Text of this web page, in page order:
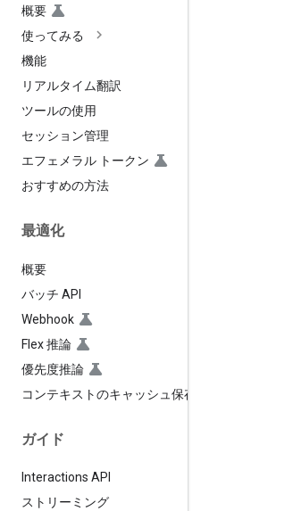
概要
使ってみる
機能
リアルタイム翻訳
ツールの使用
セッション管理
エフェメラル トークン
おすすめの方法
最適化
概要
バッチ API
Webhook
Flex 推論
優先度推論
コンテキストのキャッシュ保存
ガイド
Interactions API
ストリーミング